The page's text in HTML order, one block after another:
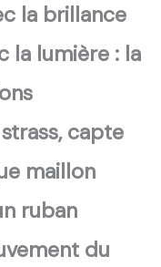
la brillance
la lumière : la
capte
maillon
ruban
du